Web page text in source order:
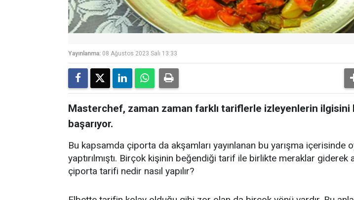
Yayınlanma: 08 Ağustos 2023 Salı 13:33
Masterchef, zaman zaman farklı tariflerle izleyenlerin ilgisini
başarıyor.
Bu kapsamda çiporta da akşamları yayınlanan bu yarışma içerisinde
yaptırılmıştı. Birçok kişinin beğendiği tarif ile birlikte meraklar giderek
çiporta tarifi nedir nasıl yapılır?